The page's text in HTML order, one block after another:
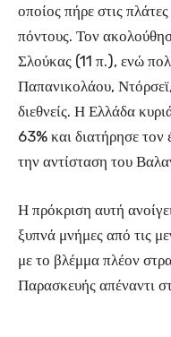
οποίος πήρε στις
πόντους. Τον
Σλούκας (11 π.), ενώ
Παπανικολάου,
διεθνείς. Η Ελλάδα
63% και διατήρησε τον
την αντίσταση του
Η πρόκριση αυτή
ξυπνά μνήμες από τις
με το βλέμμα πλέον
Παρασκευής απέναντι